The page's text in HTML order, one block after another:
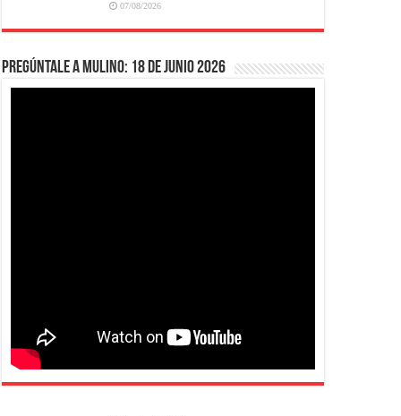
07/08/2026
Pregúntale a Mulino: 18 de junio 2026